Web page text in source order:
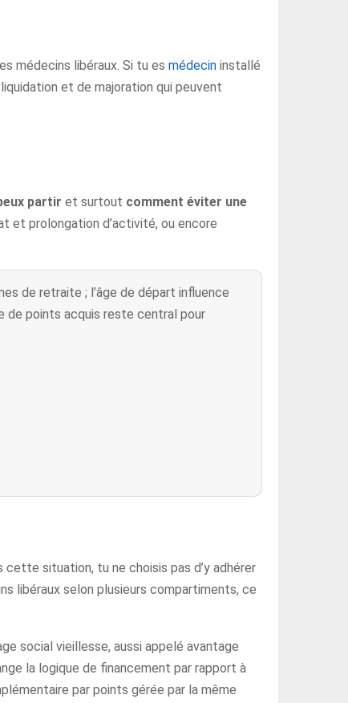
médecins libéraux. Si tu es médecin installé
et de majoration qui peuvent
partir et surtout comment éviter une
et prolongation d’activité, ou encore
de retraite ; l’âge de départ influence
de points acquis reste central pour
situation, tu ne choisis pas d’y adhérer
libéraux selon plusieurs compartiments, ce
social vieillesse, aussi appelé avantage
la logique de financement par rapport à
par points gérée par la même